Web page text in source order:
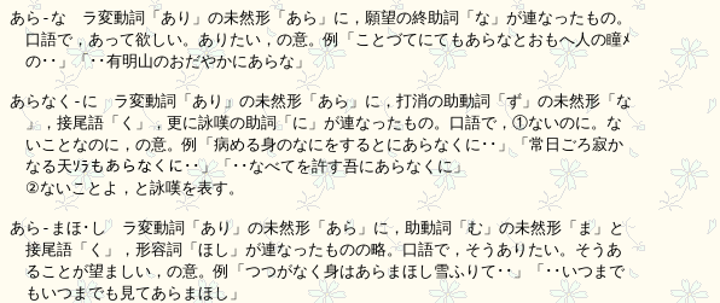
あら-な　ラ変動詞「あり」の未然形「あら」に，願望の終助詞「な」が連なったもの。
口語で，あって欲しい。ありたい，の意。例「ことづてにてもあらなとおもへ人の瞳ﾒ
の･･」「･･有明山のおだやかにあらな」
あらなく-に　ラ変動詞「あり」の未然形「あら」に，打消の助動詞「ず」の未然形「な
」，接尾語「く」，更に詠嘆の助詞「に」が連なったもの。口語で，①ないのに。な
いことなのに，の意。例「病める身のなにをするとにあらなくに･･」「常日ごろ寂か
なる天ｿﾗもあらなくに･･」「･･なべてを許す吾にあらなくに」
②ないことよ，と詠嘆を表す。
あら-まほ･し　ラ変動詞「あり」の未然形「あら」に，助動詞「む」の未然形「ま」と
接尾語「く」，形容詞「ほし」が連なったものの略。口語で，そうありたい。そうあ
ることが望ましい，の意。例「つつがなく身はあらまほし雪ふりて･･」「･･いつまで
もいつまでも見てあらまほし」